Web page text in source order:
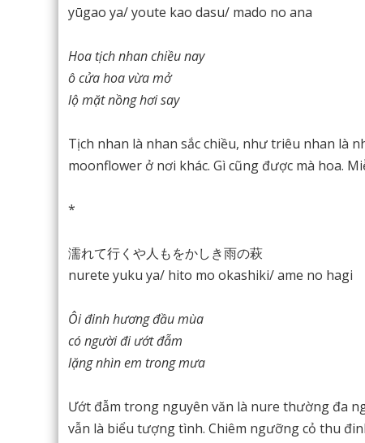
yūgao ya/ youte kao dasu/ mado no ana
Hoa tịch nhan chiều nay
ô cửa hoa vừa mở
lộ mặt nồng hơi say
Tịch nhan là nhan sắc chiều, như triêu nhan là
moonflower ở nơi khác. Gì cũng được mà hoa.
*
濡れて行くや人もをかしき雨の萩
nurete yuku ya/ hito mo okashiki/ ame no hagi
Ôi đinh hương đầu mùa
có người đi ướt đẫm
lặng nhìn em trong mưa
Ướt đẫm trong nguyên văn là nure thường đa
vẫn là biểu tượng tình. Chiêm ngưỡng cỏ thu